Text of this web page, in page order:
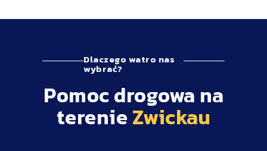
Dlaczego watro nas
wybrać?
Pomoc drogowa na
terenie Zwickau